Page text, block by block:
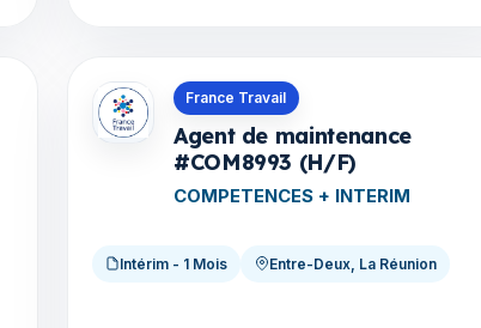
France Travail
Agent de maintenance
#COM8993 (H/F)
COMPETENCES + INTERIM
Intérim - 1 Mois Entre-Deux, La Réunion
Offres en La Réunion